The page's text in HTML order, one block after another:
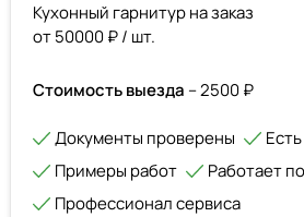
Кухонный гарнитур на заказ
от 50000 ₽ / шт.
Стоимость выезда – 2500 ₽
Документы проверены
Примеры работ
Работает
Профессионал сервиса